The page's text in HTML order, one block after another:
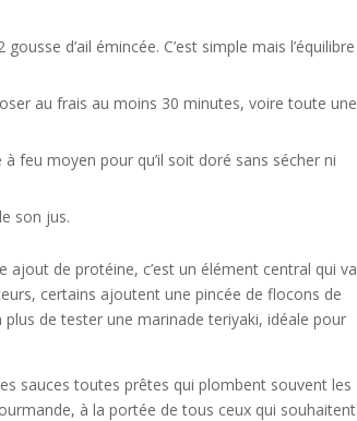
d’ail émincée. C’est simple mais l’équilibre
au frais au moins 30 minutes, voire toute une
feu moyen pour qu’il soit doré sans sécher ni
son jus.
ajout de protéine, c’est un élément central qui va
certains ajoutent une pincée de flocons de
de tester une marinade teriyaki, idéale pour
sauces toutes prêtes qui plombent souvent les
à la portée de tous ceux qui souhaitent